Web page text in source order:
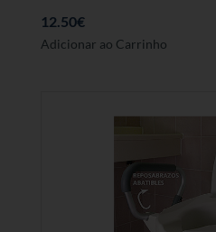
12.50€
Adicionar ao Carrinho